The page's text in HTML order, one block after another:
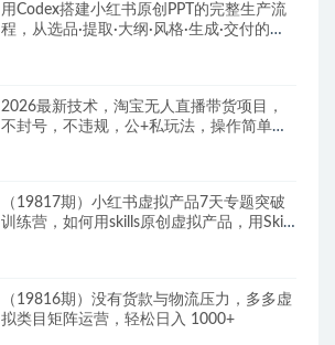
用Codex搭建小红书原创PPT的完整生产流
程，从选品·提取·大纲·风格·生成·交付的九
2026最新技术，淘宝无人直播带货项目，
不封号，不违规，公+私玩法，操作简单，
（19817期）小红书虚拟产品7天专题突破
训练营，如何用skills原创虚拟产品，用Skil
（19816期）没有货款与物流压力，多多虚
拟类目矩阵运营，轻松日入 1000+